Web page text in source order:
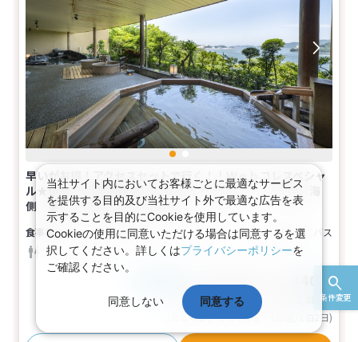
条件変更
早いがお得！アクセスセットで行く！！Ｗｅｂコレスペシャ
ル★伊勢 【早期申込】21日前までがお得♪－【禁煙】海
側 望館 和室(1名～5名1室)
食事なし 【広さ】10畳 1～5名 和室
バス
トイレ
禁煙
61,800～76,440円
基本代金合計123,600〜152,880 円
(おとな2名 こども0名・1部屋/1泊2日)
当社サイト内においてお客様ごとに最適なサービス
を提供する目的及び当社サイト外で最適な広告を表
示することを目的にCookieを使用しています。
Cookieの使用に同意いただける場合は同意するを選
択してください。詳しくはプライバシーポリシーを
ご確認ください。
同意しない 同意する